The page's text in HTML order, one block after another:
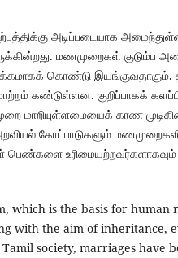
அடிப்படையாக
மணமுறைகள் குடும்ப
கொண்டு இயங்குவதாகும்.
கண்டுள்ளன. குறிப்பாகக்
மாறியுள்ளமையைக் காண
கோட்பாடுகளும்
பெண்களை
which is the basis for
with the aim of inheritance,
society, marriages have